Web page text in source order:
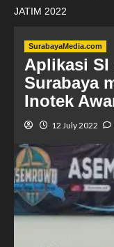
JATIM 2022
SurabayaMedia.com
Aplikasi SI
Surabaya
Inotek
12 July 2022